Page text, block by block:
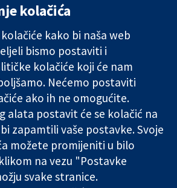
11-13 Cavendish
London
W1G 0AN
Ujedinjeno
Kraljevstvo
Novosti
medije
O nama
Poslovi
Cochrane
Library
is a charity (no. 1045921) and a
(no. 03044323) registered in
kolačića
kako bi naša web
bismo postaviti i
kolačiće koji će nam
Nećemo postaviti
ako ih ne omogućite.
alata postavit će se kolačić na
zapamtili vaše postavke. Svoje
možete promijeniti u bilo
na vezu "Postavke
svake stranice.